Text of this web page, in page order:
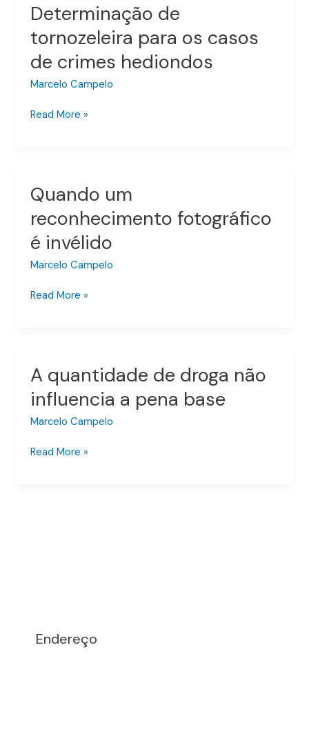
Determinação de
tornozeleira para os casos
de crimes hediondos
Marcelo Campelo
Determinação
tornozeleira
para
casos
de
Read More »
Quando um
reconhecimento fotográfico
é invélido
Marcelo Campelo
Quando
um
reconhecimento
fotográfico
invélido
Read More »
A quantidade de droga não
influencia a pena base
Marcelo Campelo
A
quantidade
de
droga
influencia
Read More »
Endereço